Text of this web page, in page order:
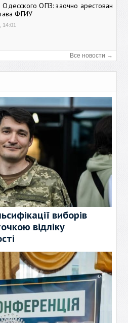
ОПЗ: заочно арестован
ФГИУ
14:01
Все новости →
виборів
відліку